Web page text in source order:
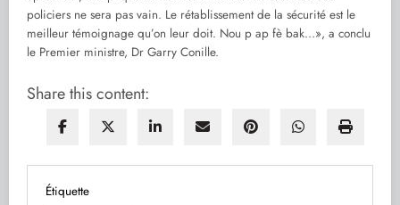
policiers ne sera pas vain. Le rétablissement de la sécurité est le
meilleur témoignage qu’on leur doit. Nou p ap fè bak…», a conclu
le Premier ministre, Dr Garry Conille.
Share this content:
Étiquette